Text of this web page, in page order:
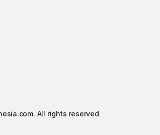
All rights reserved